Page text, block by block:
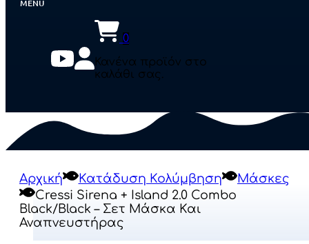
0
Κανένα προϊόν στο
καλάθι σας.
Αρχική Κατάδυση Κολύμβηση
Μάσκες
Cressi Sirena + Island 2.0 Combo
Black/Black – Σετ Μάσκα Και
Αναπνευστήρας